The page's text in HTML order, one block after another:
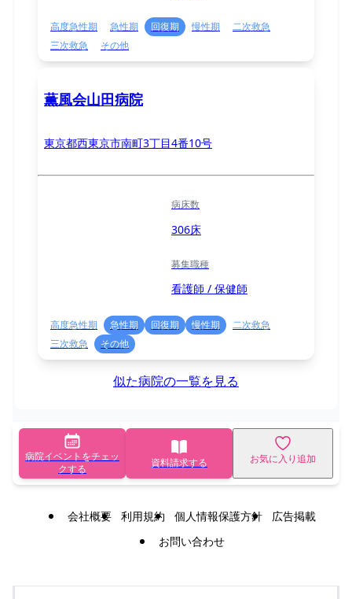
高度急性期 急性期 回復期 慢性期
二次救急
三次救急
その他
薫風会山田病院
東京都西東京市南町3丁目4番10号
病床数
306床
募集職種
看護師 / 保健師
高度急性期 急性期 回復期 慢性期
二次救急
三次救急
その他
似た病院の一覧を見る
病院イベントをチェッ
クする
資料請求する お気に入り追加
会社概要 利用規約 個人情報保護方針
広告掲載
お問い合わせ